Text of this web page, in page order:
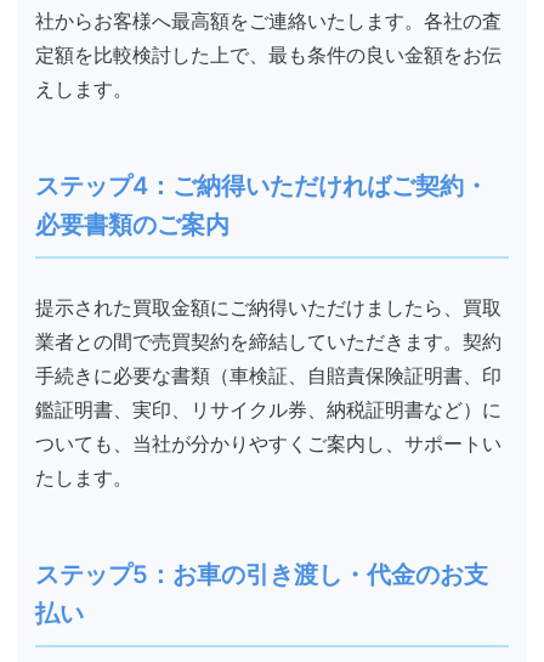
社からお客様へ最高額をご連絡いたします。各社の査
定額を比較検討した上で、最も条件の良い金額をお伝
えします。
ステップ4：ご納得いただければご契約・
必要書類のご案内
提示された買取金額にご納得いただけましたら、買取
業者との間で売買契約を締結していただきます。契約
手続きに必要な書類（車検証、自賠責保険証明書、印
鑑証明書、実印、リサイクル券、納税証明書など）に
ついても、当社が分かりやすくご案内し、サポートい
たします。
ステップ5：お車の引き渡し・代金のお支
払い